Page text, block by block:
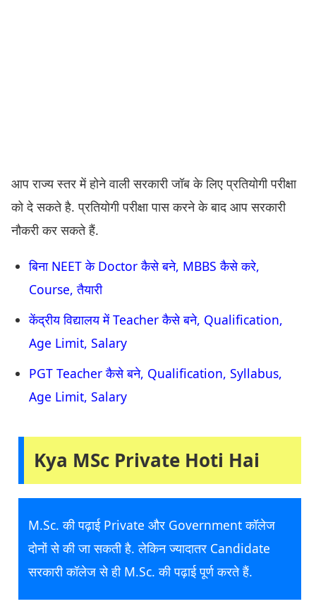
आप राज्य स्तर में होने वाली सरकारी जॉब के लिए प्रतियोगी परीक्षा
को दे सकते है. प्रतियोगी परीक्षा पास करने के बाद आप सरकारी
नौकरी कर सकते हैं.
बिना NEET के Doctor कैसे बने, MBBS कैसे करे,
Course, तैयारी
केंद्रीय विद्यालय में Teacher कैसे बने, Qualification,
Age Limit, Salary
PGT Teacher कैसे बने, Qualification, Syllabus,
Age Limit, Salary
Kya MSc Private Hoti Hai
M.Sc. की पढ़ाई Private और Government कॉलेज
दोनों से की जा सकती है. लेकिन ज्यादातर Candidate
सरकारी कॉलेज से ही M.Sc. की पढ़ाई पूर्ण करते हैं.